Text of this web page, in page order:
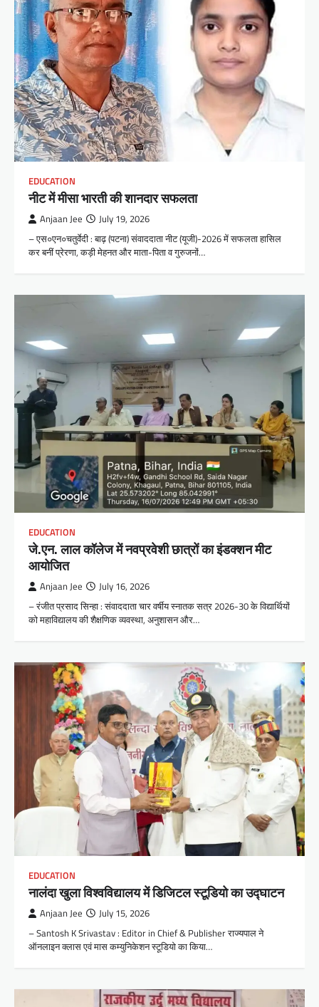
EDUCATION
नीट में मीसा भारती की शानदार सफलता
Anjaan Jee July 19, 2026
– एस०एन०चतुर्वेदी : बाढ़ (पटना) संवाददाता नीट (यूजी)-2026 में सफलता हासिल
कर बनीं प्रेरणा, कड़ी मेहनत और माता-पिता व गुरुजनों…
EDUCATION
जे.एन. लाल कॉलेज में नवप्रवेशी छात्रों का इंडक्शन मीट
आयोजित
Anjaan Jee July 16, 2026
– रंजीत प्रसाद सिन्हा : संवाददाता चार वर्षीय स्नातक सत्र 2026-30 के विद्यार्थियों
को महाविद्यालय की शैक्षणिक व्यवस्था, अनुशासन और…
EDUCATION
नालंदा खुला विश्वविद्यालय में डिजिटल स्टूडियो का उद्घाटन
Anjaan Jee July 15, 2026
– Santosh K Srivastav : Editor in Chief & Publisher राज्यपाल ने
ऑनलाइन क्लास एवं मास कम्युनिकेशन स्टूडियो का किया…